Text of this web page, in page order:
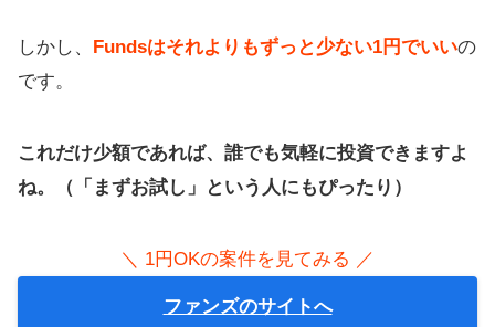
しかし、 Fundsはそれよりもずっと少ない1円でいいの
です。
これだけ少額であれば、誰でも気軽に投資できますよ
ね。（「まずお試し」という人にもぴったり）
＼ 1円OKの案件を見てみる ／
ファンズのサイトへ